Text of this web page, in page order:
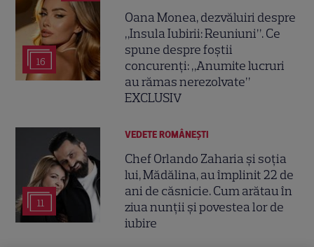
16
Oana Monea, dezvăluiri despre
„Insula Iubirii: Reuniuni”. Ce
spune despre foștii
concurenți: „Anumite lucruri
au rămas nerezolvate”
EXCLUSIV
11
VEDETE ROMÂNEŞTI
Chef Orlando Zaharia și soția
lui, Mădălina, au împlinit 22 de
ani de căsnicie. Cum arătau în
ziua nunții și povestea lor de
iubire